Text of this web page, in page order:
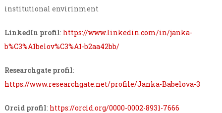
institutional envirinment
LinkedIn profil: https://www.linkedin.com/in/janka-
b%C3%A1belov%C3%A1-b2aa42bb/
Researchgate profil:
https://www.researchgate.net/profile/Janka-Babelova-3
Orcid profil: https://orcid.org/0000-0002-8931-7666